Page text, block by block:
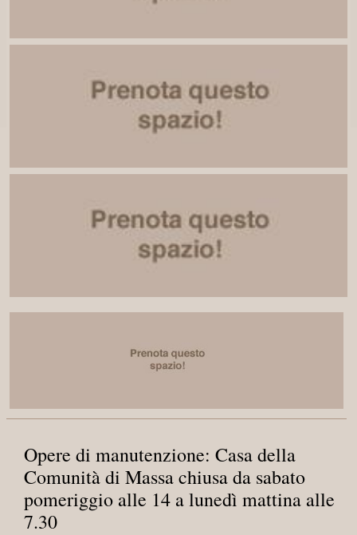
Opere di manutenzione: Casa della
Comunità di Massa chiusa da sabato
pomeriggio alle 14 a lunedì mattina alle
7.30